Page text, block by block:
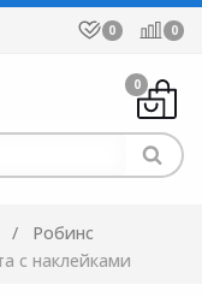
0 0
0
Робинс
с наклейками